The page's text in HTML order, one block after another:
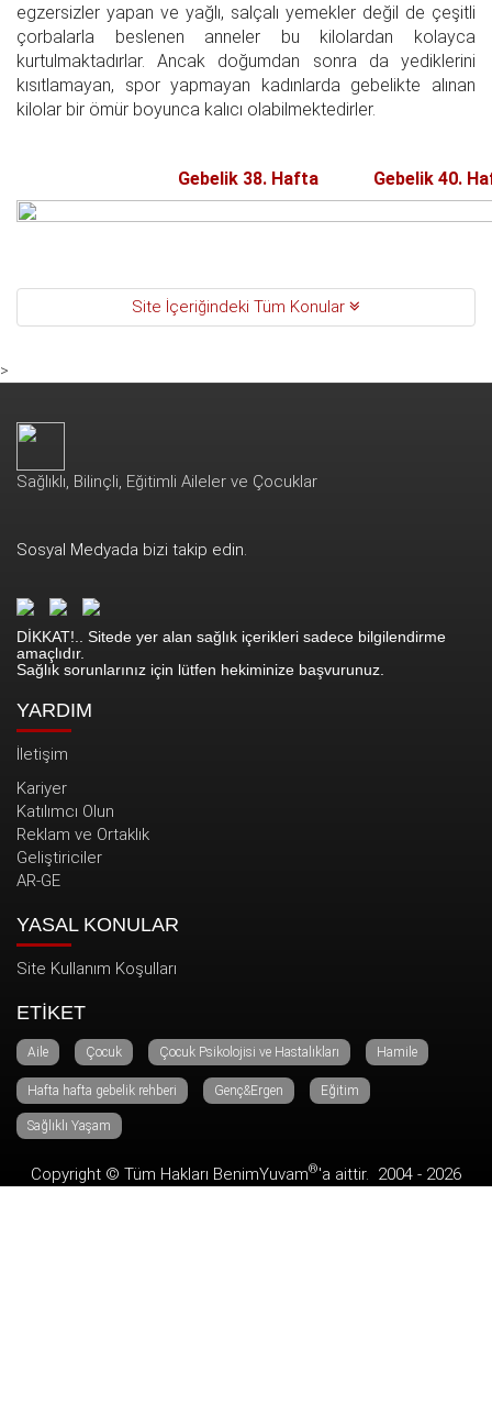
egzersizler yapan ve yağlı, salçalı yemekler değil de çeşitli
çorbalarla beslenen anneler bu kilolardan kolayca
kurtulmaktadırlar. Ancak doğumdan sonra da yediklerini
kısıtlamayan, spor yapmayan kadınlarda gebelikte alınan
kilolar bir ömür boyunca kalıcı olabilmektedirler.
Gebelik 38. Hafta Gebelik 40.
Site İçeriğindeki Tüm Konular
>
Sağlıklı, Bilinçli, Eğitimli Aileler ve Çocuklar
Sosyal Medyada bizi takip edin.
DİKKAT!.. Sitede yer alan sağlık içerikleri sadece bilgilendirme
amaçlıdır.
Sağlık sorunlarınız için lütfen hekiminize başvurunuz.
YARDIM
İletişim
Kariyer
Katılımcı Olun
Reklam ve Ortaklık
Geliştiriciler
AR-GE
YASAL KONULAR
Site Kullanım Koşulları
ETİKET
Aile Çocuk Çocuk Psikolojisi ve Hastalıkları Hamile
Hafta hafta gebelik rehberi Genç&Ergen Eğitim
Sağlıklı Yaşam
Copyright © Tüm Hakları BenimYuvam®'a aittir. 2004 - 2026